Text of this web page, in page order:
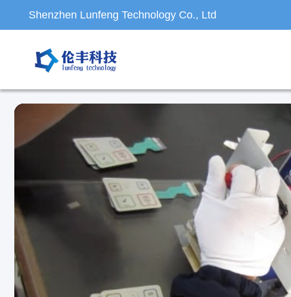
Shenzhen Lunfeng Technology Co., Ltd